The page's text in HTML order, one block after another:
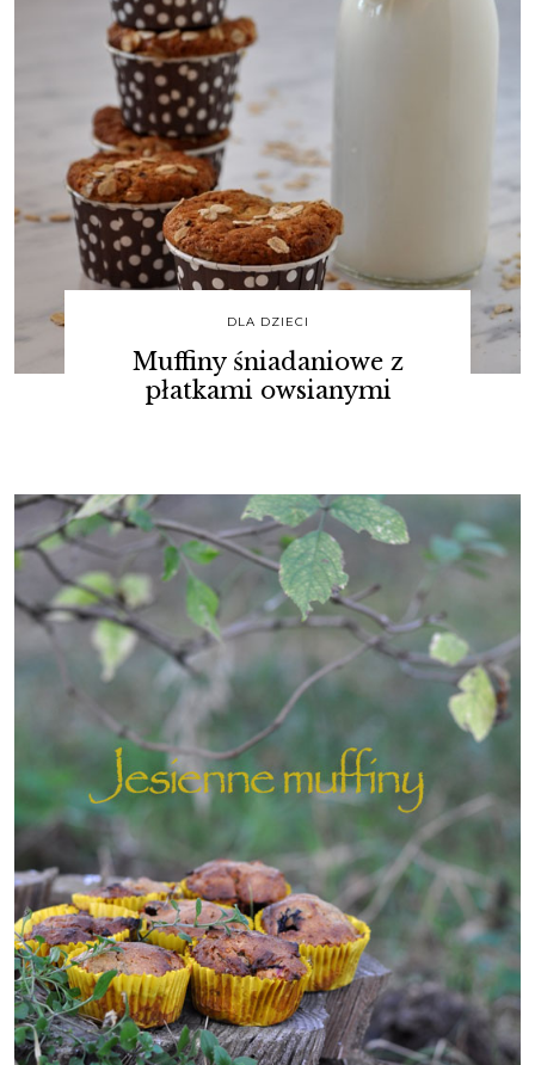
DLA DZIECI
Muffiny śniadaniowe z
płatkami owsianymi